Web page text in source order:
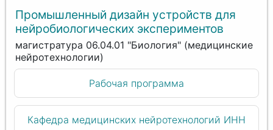
Промышленный дизайн устройств для
нейробиологических экспериментов
магистратура 06.04.01 "Биология" (медицинские
нейротехнологии)
Рабочая программа
Кафедра медицинских нейротехнологий ИНН